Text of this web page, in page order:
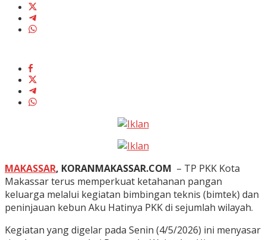
MAKASSAR, KORANMAKASSAR.COM – TP PKK Kota
Makassar terus memperkuat ketahanan pangan
keluarga melalui kegiatan bimbingan teknis (bimtek) dan
peninjauan kebun Aku Hatinya PKK di sejumlah wilayah.
Kegiatan yang digelar pada Senin (4/5/2026) ini menyasar